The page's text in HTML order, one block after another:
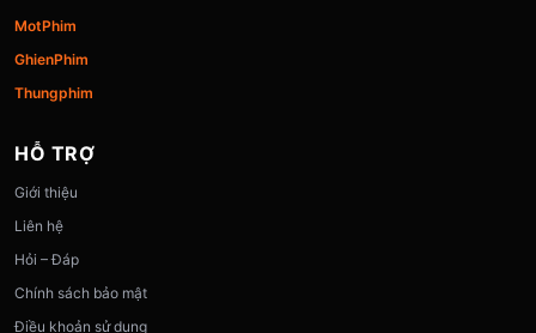
MotPhim
GhienPhim
Thungphim
HỖ TRỢ
Giới thiệu
Liên hệ
Hỏi – Đáp
Chính sách bảo mật
Điều khoản sử dụng